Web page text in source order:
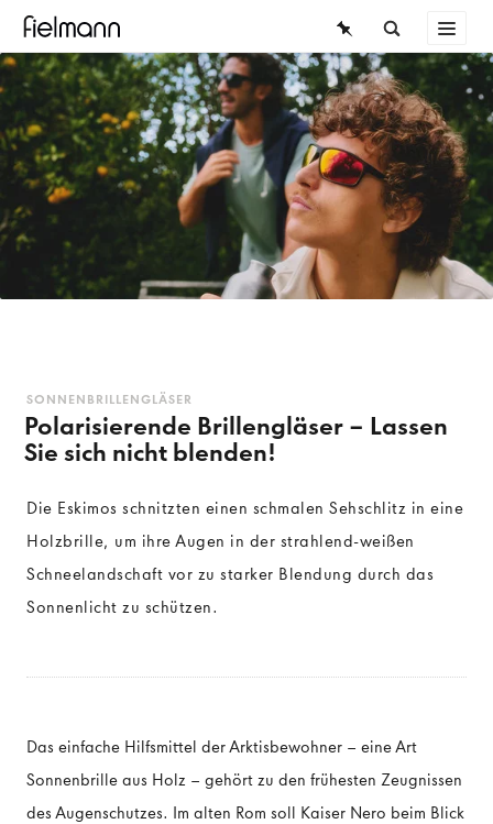
BRILLEN
SONNENBRILLEN
KONTAKTLINSEN
WISSEN
SERVICE
ÜBERSICHT
SONNENBRILLEN
FIELMANN-KOLLEKTION
Herrensonnenbrillen
Kindersonnenbrillen
Sonnenbrille mit Sehstärke
SONNENBRILLENGLÄSER
Polarisierende Brillengläser – Lassen
Sie sich nicht blenden!
Die Eskimos schnitzten einen schmalen Sehschlitz in eine
Holzbrille, um ihre Augen in der strahlend-weißen
Schneelandschaft vor zu starker Blendung durch das
Sonnenlicht zu schützen.
Das einfache Hilfsmittel der Arktisbewohner – eine Art
Sonnenbrille aus Holz – gehört zu den frühesten Zeugnissen
des Augenschutzes. Im alten Rom soll Kaiser Nero beim Blick